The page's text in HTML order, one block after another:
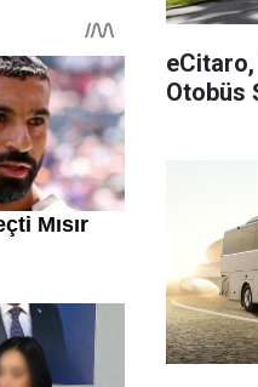
Otobüs